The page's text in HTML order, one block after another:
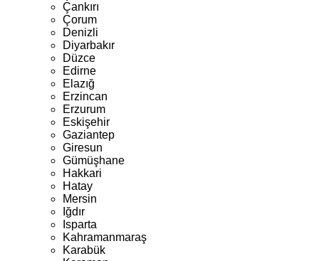
Çankırı
Çorum
Denizli
Diyarbakır
Düzce
Edirne
Elazığ
Erzincan
Erzurum
Eskişehir
Gaziantep
Giresun
Gümüşhane
Hakkari
Hatay
Mersin
Iğdır
Isparta
Kahramanmaraş
Karabük